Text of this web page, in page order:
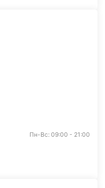
Пн-Вс: 09:00 - 21:00